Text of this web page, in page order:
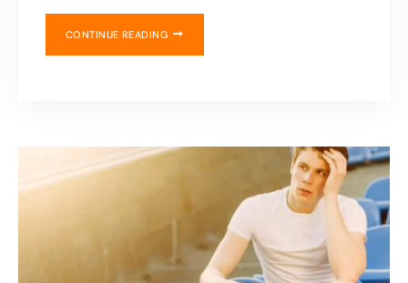
CONTINUE READING